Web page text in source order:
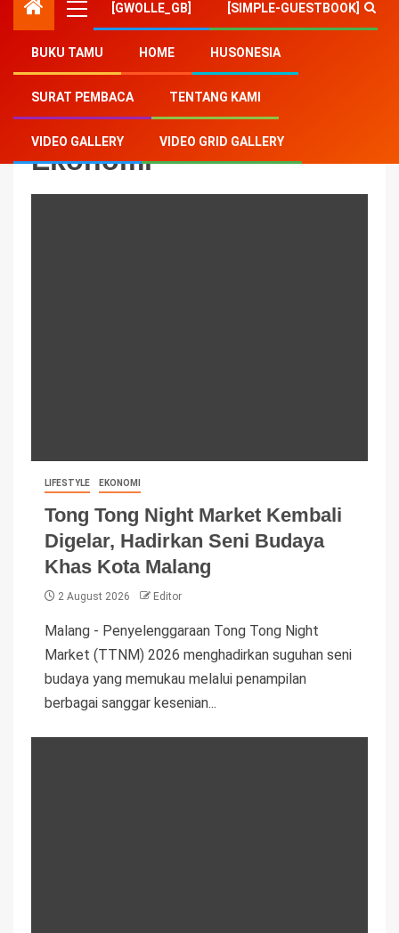
[GWOLLE_GB] [SIMPLE-GUESTBOOK]
BUKU TAMU HOME HUSONESIA
SURAT PEMBACA TENTANG KAMI
VIDEO GALLERY VIDEO GRID GALLERY
Home-Ekonomi-Page 3
Ekonomi
LIFESTYLE EKONOMI
Tong Tong Night Market Kembali
Digelar, Hadirkan Seni Budaya
Khas Kota Malang
2 August 2026 Editor
Malang - Penyelenggaraan Tong Tong Night
Market (TTNM) 2026 menghadirkan suguhan seni
budaya yang memukau melalui penampilan
berbagai sanggar kesenian...